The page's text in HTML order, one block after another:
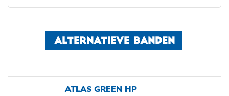
ALTERNATIEVE BANDEN
ATLAS GREEN HP